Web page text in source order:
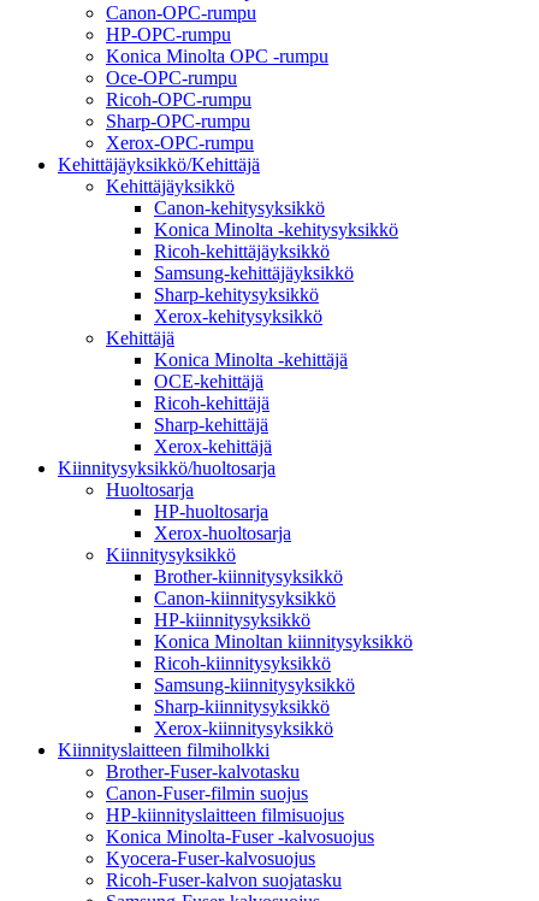
Canon-OPC-rumpu
HP-OPC-rumpu
Konica Minolta OPC -rumpu
Oce-OPC-rumpu
Ricoh-OPC-rumpu
Sharp-OPC-rumpu
Xerox-OPC-rumpu
Kehittäjäyksikkö/Kehittäjä
Kehittäjäyksikkö
Canon-kehitysyksikkö
Konica Minolta -kehitysyksikkö
Ricoh-kehittäjäyksikkö
Samsung-kehittäjäyksikkö
Sharp-kehitysyksikkö
Xerox-kehitysyksikkö
Kehittäjä
Konica Minolta -kehittäjä
OCE-kehittäjä
Ricoh-kehittäjä
Sharp-kehittäjä
Xerox-kehittäjä
Kiinnitysyksikkö/huoltosarja
Huoltosarja
HP-huoltosarja
Xerox-huoltosarja
Kiinnitysyksikkö
Brother-kiinnitysyksikkö
Canon-kiinnitysyksikkö
HP-kiinnitysyksikkö
Konica Minoltan kiinnitysyksikkö
Ricoh-kiinnitysyksikkö
Samsung-kiinnitysyksikkö
Sharp-kiinnitysyksikkö
Xerox-kiinnitysyksikkö
Kiinnityslaitteen filmiholkki
Brother-Fuser-kalvotasku
Canon-Fuser-filmin suojus
HP-kiinnityslaitteen filmisuojus
Konica Minolta-Fuser -kalvosuojus
Kyocera-Fuser-kalvosuojus
Ricoh-Fuser-kalvon suojatasku